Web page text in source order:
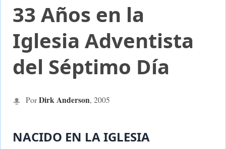
33 Años en la
Iglesia Adventista
del Séptimo Día
PorDirk Anderson, 2005
NACIDO EN LA IGLESIA